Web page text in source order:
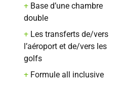
+ Base d’une chambre
double
+ Les transferts de/vers
l’aéroport et de/vers les
golfs
+ Formule all inclusive